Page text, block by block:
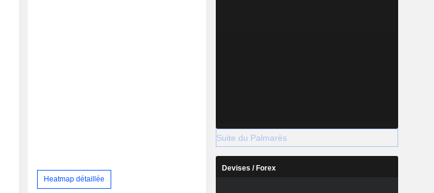
Heatmap détaillée
Suite du Palmarès
Devises / Forex